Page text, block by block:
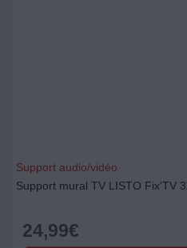
Support audio/vidéo
Support mural TV LISTO Fix'TV
24,99€